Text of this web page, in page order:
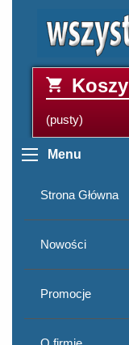
(pusty)
Menu
Strona Główna
Nowości
Promocje